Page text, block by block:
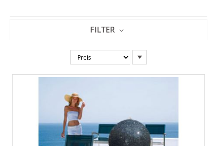
absteigender
Reihenfolge
FILTER